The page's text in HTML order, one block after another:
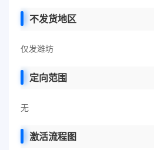
不发货地区
仅发潍坊
定向范围
无
激活流程图